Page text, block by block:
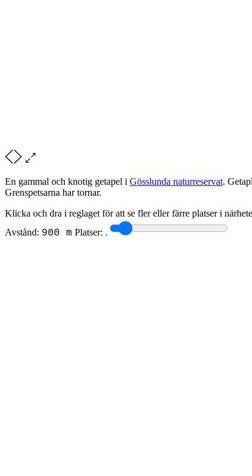
En gammal och knotig getapel i Gösslunda naturreservat.
Grenspetsarna har tornar.
Klicka och dra i reglaget för att se fler eller färre platser i
Avstånd: 900 m Platser: .